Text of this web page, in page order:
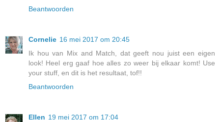
Beantwoorden
Cornelie 16 mei 2017 om 20:45
Ik hou van Mix and Match, dat geeft nou juist een eigen
look! Heel erg gaaf hoe alles zo weer bij elkaar komt! Use
your stuff, en dit is het resultaat, tof!!
Beantwoorden
Ellen 19 mei 2017 om 17:04